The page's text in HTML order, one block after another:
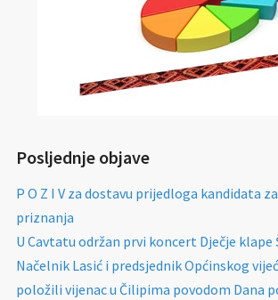
Posljednje objave
P O Z I V za dostavu prijedloga kandidata
priznanja
U Cavtatu održan prvi koncert Dječje klape
Načelnik Lasić i predsjednik Općinskog
položili vijenac u Čilipima povodom Dana